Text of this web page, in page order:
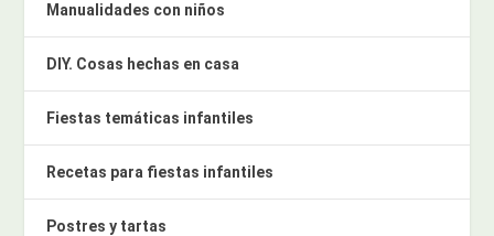
Manualidades con niños
DIY. Cosas hechas en casa
Fiestas temáticas infantiles
Recetas para fiestas infantiles
Postres y tartas